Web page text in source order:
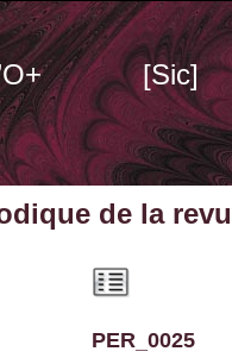
[Sic]
de la
PER_0025